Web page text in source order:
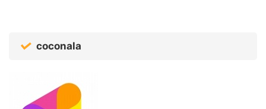
coconala